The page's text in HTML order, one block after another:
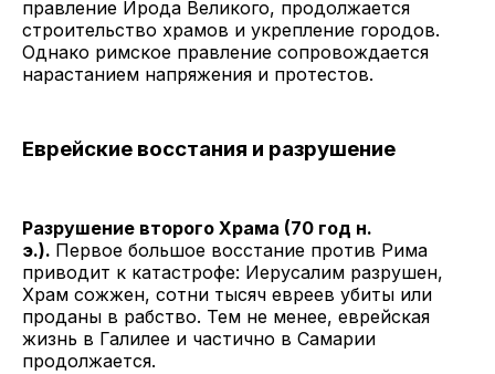
правление Ирода Великого, продолжается
строительство храмов и укрепление городов.
Однако римское правление сопровождается
нарастанием напряжения и протестов.
Еврейские восстания и разрушение
Разрушение второго Храма (70 год н.
э.). Первое большое восстание против Рима
приводит к катастрофе: Иерусалим разрушен,
Храм сожжен, сотни тысяч евреев убиты или
проданы в рабство. Тем не менее, еврейская
жизнь в Галилее и частично в Самарии
продолжается.